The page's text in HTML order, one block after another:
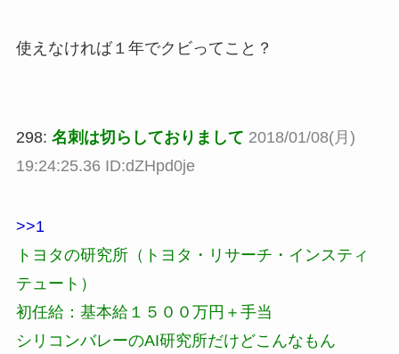
使えなければ１年でクビってこと？
298: 名刺は切らしておりまして 2018/01/08(月)
19:24:25.36 ID:dZHpd0je
>>1
トヨタの研究所（トヨタ・リサーチ・インスティ
テュート）
初任給：基本給１５００万円＋手当
シリコンバレーのAI研究所だけどこんなもん